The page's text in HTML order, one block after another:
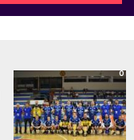
0